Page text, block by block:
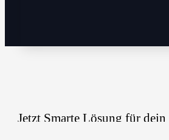
Jetzt Smarte Lösung für